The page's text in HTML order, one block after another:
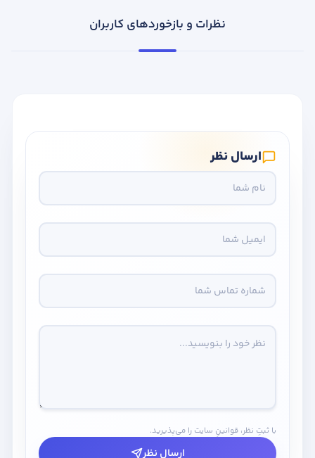
نظرات و بازخوردهای کاربران
ارسال نظر
با ثبتِ نظر، قوانینِ سایت را می‌پذیرید.
ارسال نظر